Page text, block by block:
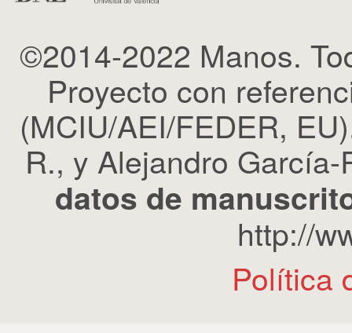
©2014-2022 Manos.
Proyecto con
(MCIU/AEI/FEDER,
R., y Alejandro
datos de
http://
Política